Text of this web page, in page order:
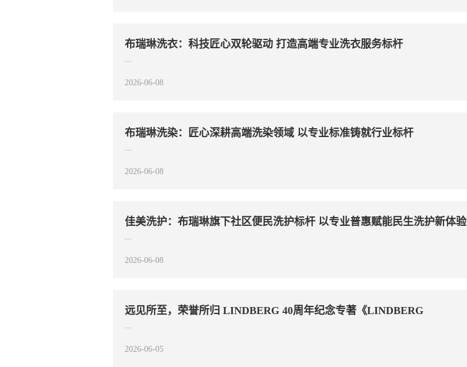
布瑞琳洗衣：科技匠心双轮驱动 打造高端专业洗衣服务标杆
...
2026-06-08
布瑞琳洗染：匠心深耕高端洗染领域 以专业标准铸就行业标杆
...
2026-06-08
佳美洗护：布瑞琳旗下社区便民洗护标杆 以专业普惠赋能民生洗护新体验
...
2026-06-08
远见所至，荣誉所归 LINDBERG 40周年纪念专著《LINDBERG
...
2026-06-05